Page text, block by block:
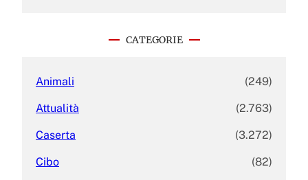
CATEGORIE
Animali (249)
Attualità (2.763)
Caserta (3.272)
Cibo (82)